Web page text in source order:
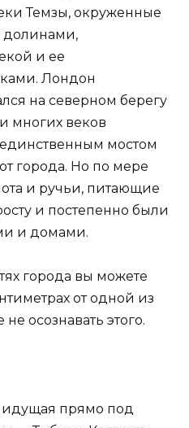
Темзы, окруженные
и ее
Лондон
на северном берегу
многих веков
мостом
города. Но по мере
и ручьи, питающие
и постепенно были
и домами.
города вы можете
от одной из
осознавать этого.
идущая прямо под